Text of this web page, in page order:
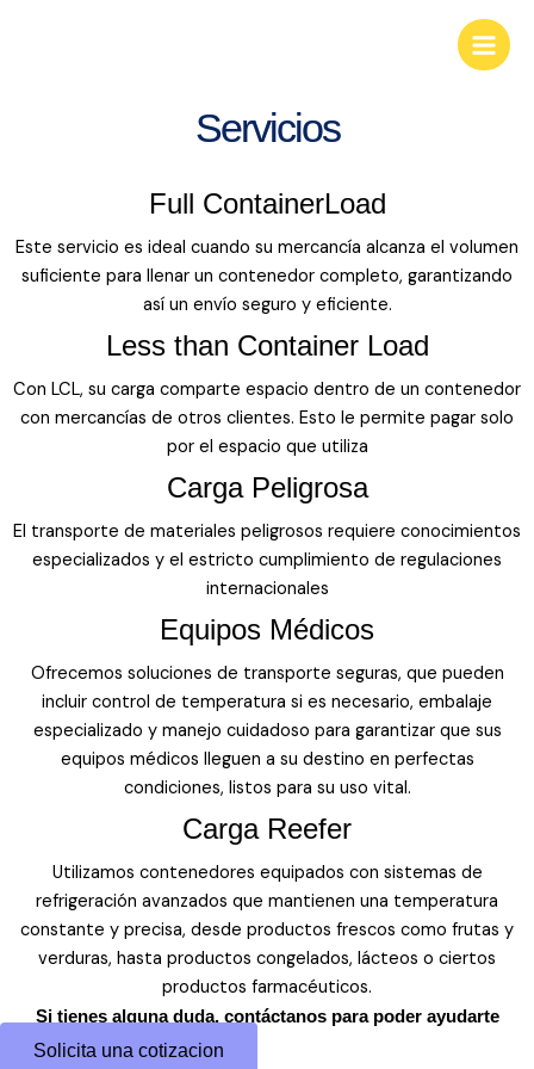
Main
Servicios
Full ContainerLoad
Este servicio es ideal cuando su mercancía alcanza el volumen
suficiente para llenar un contenedor completo, garantizando
así un envío seguro y eficiente.
Less than Container Load
Con LCL, su carga comparte espacio dentro de un contenedor
con mercancías de otros clientes. Esto le permite pagar solo
por el espacio que utiliza
Carga Peligrosa
El transporte de materiales peligrosos requiere conocimientos
especializados y el estricto cumplimiento de regulaciones
internacionales
Equipos Médicos
Ofrecemos soluciones de transporte seguras, que pueden
incluir control de temperatura si es necesario, embalaje
especializado y manejo cuidadoso para garantizar que sus
equipos médicos lleguen a su destino en perfectas
condiciones, listos para su uso vital.
Carga Reefer
Utilizamos contenedores equipados con sistemas de
refrigeración avanzados que mantienen una temperatura
constante y precisa, desde productos frescos como frutas y
verduras, hasta productos congelados, lácteos o ciertos
productos farmacéuticos.
Si tienes alguna duda, contáctanos para poder ayudarte
Solicita una cotizacion